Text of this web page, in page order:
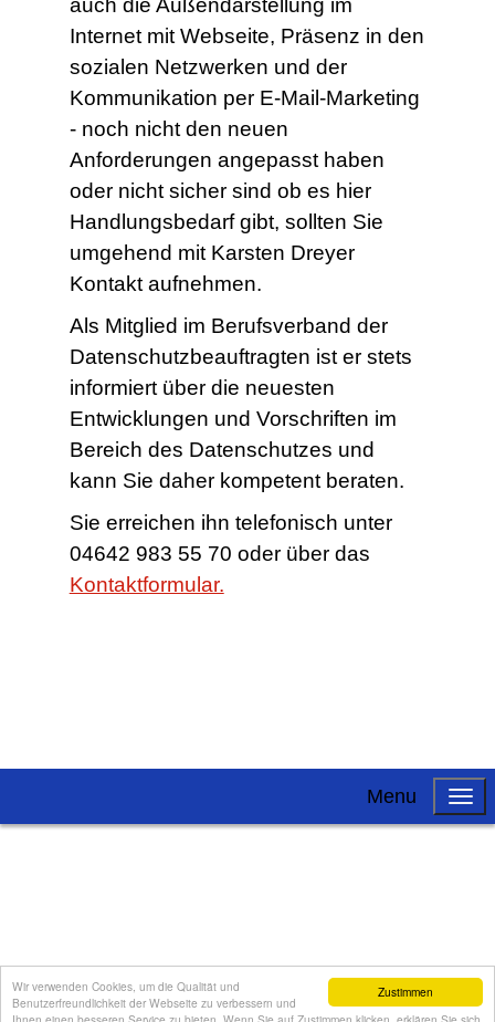
Zustimmen
Wir verwenden Cookies, um die Qualität und
Benutzerfreundlichkeit der Webseite zu verbessern und
auch die Außendarstellung im
Internet mit Webseite, Präsenz in den
sozialen Netzwerken und der
Kommunikation per E-Mail-Marketing
- noch nicht den neuen
Anforderungen angepasst haben
oder nicht sicher sind ob es hier
Handlungsbedarf gibt, sollten Sie
umgehend mit Karsten Dreyer
Kontakt aufnehmen.
Als Mitglied im Berufsverband der
Datenschutzbeauftragten ist er stets
informiert über die neuesten
Entwicklungen und Vorschriften im
Bereich des Datenschutzes und
kann Sie daher kompetent beraten.
Sie erreichen ihn telefonisch unter
04642 983 55 70 oder über das
Kontaktformular.
Menu